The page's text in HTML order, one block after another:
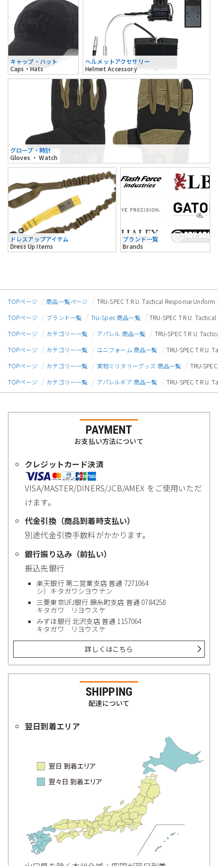
キャップ・ハット
Caps・Hats
ヘルメットアクセサリー
Helmet Accessory
グローブ・時計
Gloves ・ Watch
ドレスアップアイテム
Dress Up Items
ブランド一覧
Brands
TOPページ 商品一覧ページ
TRU-SPEC T.R.U. Tactical Response
TOPページ
ブランド一覧 Tru-Spec 商品一覧
TRU-SPEC T.R.U.
TOPページ
カテゴリー一覧 アパレル 商品一覧
TRU-SPEC T.R.U.
TOPページ
カテゴリー一覧 ユニフォーム 商品一覧
TRU-SPEC T.R.U.
TOPページ
カテゴリー一覧 実物ミリタリーグッズ 商品一覧
TRU-
TOPページ
カテゴリー一覧 アパレルギア 商品一覧 TRU-SPEC T.R.U.
PAYMENT
お支払い方法について
クレジットカード決済
VISA/MASTER/DINERS/JCB/AMEX をご使用いただ
けます。
代金引換（商品到着時支払い）
別途代金引換手数料がかかります。
銀行振り込み（前払い）
振込先銀行
楽天銀行 第二営業支店 普通 7271064
シ）キタガワシヨウテン
三菱東京UFJ銀行 錦糸町支店 普通 0784258
キタガワ リヨウスケ
みずほ銀行 北沢支店 普通 1157064
キタガワ リヨウスケ
詳しくはこちら
SHIPPING
配達について
翌日到着エリア